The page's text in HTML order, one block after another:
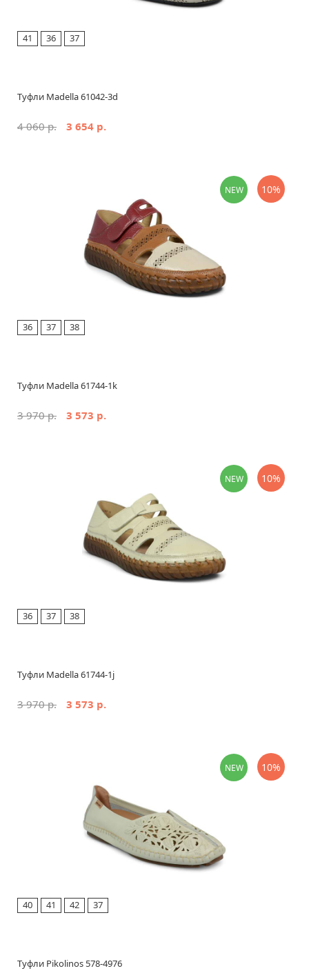
41 36 37
Туфли Madella 61042-3d
4 060 р. 3 654 р.
36 37 38
Туфли Madella 61744-1k
3 970 р. 3 573 р.
NEW 10%
36 37 38
Туфли Madella 61744-1j
3 970 р. 3 573 р.
NEW 10%
40 41 42 37
Туфли Pikolinos 578-4976
NEW 10%